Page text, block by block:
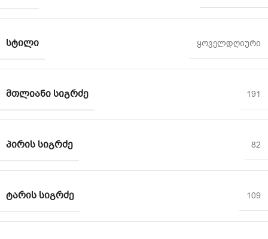
ᲡᲢᲘᲚᲘ ყოველდღიური
ᲛᲗᲚᲘᲐᲜᲘ ᲡᲘᲒᲠᲫᲔ 191
ᲞᲘᲠᲘᲡ ᲡᲘᲒᲠᲫᲔ 82
ᲢᲐᲠᲘᲡ ᲡᲘᲒᲠᲫᲔ 109